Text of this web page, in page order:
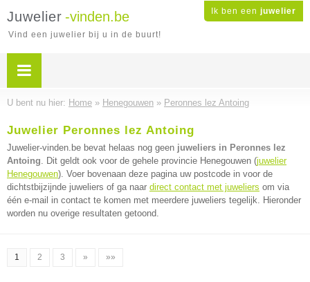
Ik ben een juwelier
Juwelier -vinden.be
Vind een juwelier bij u in de buurt!
U bent nu hier: Home » Henegouwen » Peronnes lez Antoing
Juwelier Peronnes lez Antoing
Juwelier-vinden.be bevat helaas nog geen juweliers in Peronnes lez
Antoing. Dit geldt ook voor de gehele provincie Henegouwen (juwelier
Henegouwen). Voer bovenaan deze pagina uw postcode in voor de
dichtstbijzijnde juweliers of ga naar direct contact met juweliers om via
één e-mail in contact te komen met meerdere juweliers tegelijk. Hieronder
worden nu overige resultaten getoond.
1 2 3 » »»